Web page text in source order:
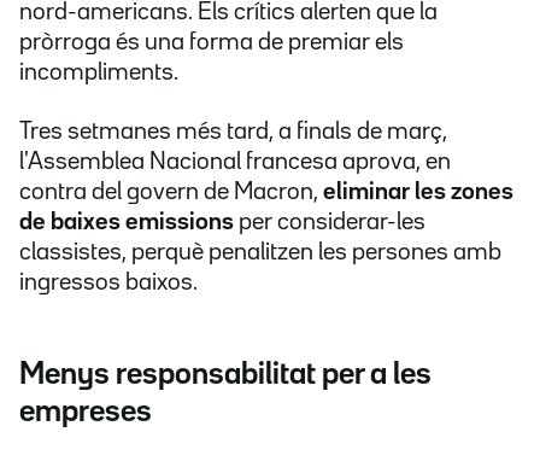
nord-americans. Els crítics alerten que la
pròrroga és una forma de premiar els
incompliments.
Tres setmanes més tard, a finals de març,
l'Assemblea Nacional francesa aprova, en
contra del govern de Macron, eliminar les zones
de baixes emissions per considerar-les
classistes, perquè penalitzen les persones amb
ingressos baixos.
Menys responsabilitat per a les
empreses